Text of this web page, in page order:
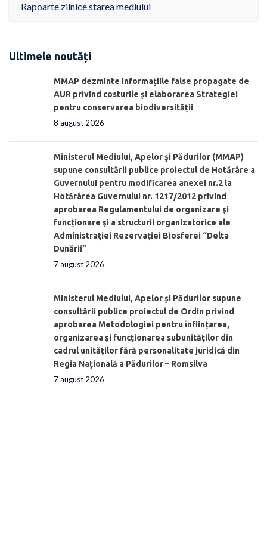
Rapoarte zilnice starea mediului
Ultimele noutăți
MMAP dezminte informațiile false propagate de
AUR privind costurile și elaborarea Strategiei
pentru conservarea biodiversității
8 august 2026
Ministerul Mediului, Apelor şi Pădurilor (MMAP)
supune consultării publice proiectul de Hotărâre a
Guvernului pentru modificarea anexei nr.2 la
Hotărârea Guvernului nr. 1217/2012 privind
aprobarea Regulamentului de organizare şi
funcționare și a structurii organizatorice ale
Administraţiei Rezervaţiei Biosferei “Delta
Dunării”
7 august 2026
Ministerul Mediului, Apelor și Pădurilor supune
consultării publice proiectul de Ordin privind
aprobarea Metodologiei pentru înființarea,
organizarea și funcționarea subunităților din
cadrul unităților fără personalitate juridică din
Regia Națională a Pădurilor – Romsilva
7 august 2026